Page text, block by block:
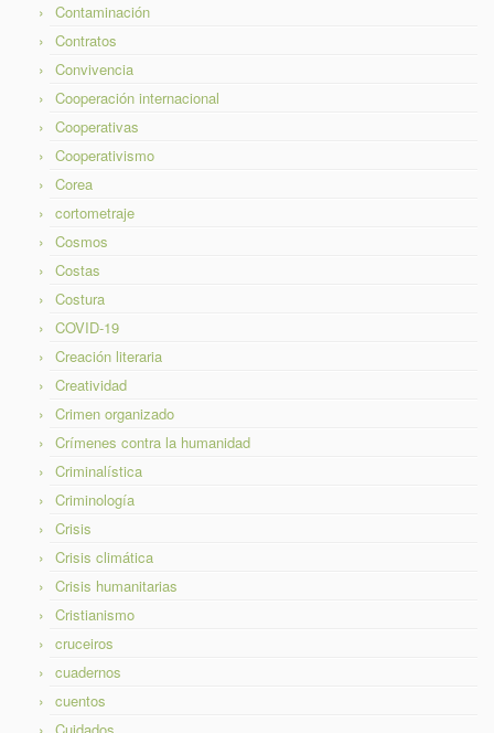
Contaminación
Contratos
Convivencia
Cooperación internacional
Cooperativas
Cooperativismo
Corea
cortometraje
Cosmos
Costas
Costura
COVID-19
Creación literaria
Creatividad
Crimen organizado
Crímenes contra la humanidad
Criminalística
Criminología
Crisis
Crisis climática
Crisis humanitarias
Cristianismo
cruceiros
cuadernos
cuentos